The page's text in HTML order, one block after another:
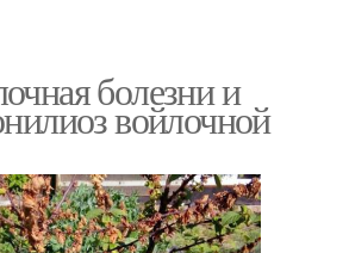
болезни и
войлочной